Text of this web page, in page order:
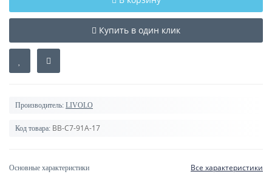
Купить в один клик
Производитель: LIVOLO
Код товара: BB-C7-91A-17
Основные характеристики Все характеристики